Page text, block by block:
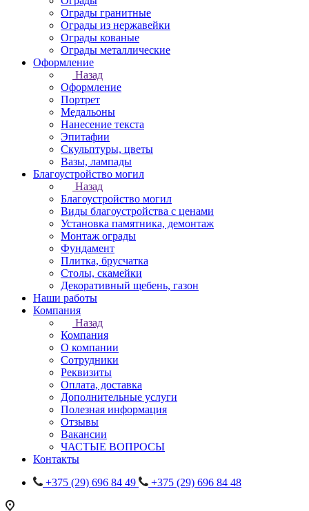
Ограды гранитные
Ограды из нержавейки
Ограды кованые
Ограды металлические
Оформление
Назад
Оформление
Портрет
Медальоны
Нанесение текста
Эпитафии
Скульптуры, цветы
Вазы, лампады
Благоустройство могил
Назад
Благоустройство могил
Виды благоустройства с ценами
Установка памятника, демонтаж
Монтаж ограды
Фундамент
Плитка, брусчатка
Столы, скамейки
Декоративный щебень, газон
Наши работы
Компания
Назад
Компания
О компании
Сотрудники
Реквизиты
Оплата, доставка
Дополнительные услуги
Полезная информация
Отзывы
Вакансии
ЧАСТЫЕ ВОПРОСЫ
Контакты
+375 (29) 696 84 49
+375 (29) 696 84 48